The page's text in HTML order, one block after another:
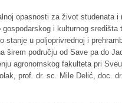
opasnosti za život
i kulturnog
u poljoprivrednoj i
širem području od Save pa do
agronomskog fakulteta pri
prof. dr. sc. Mile Delić, doc.